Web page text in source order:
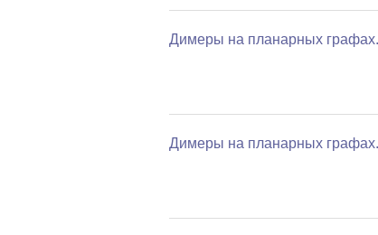
Димеры на планарных
Димеры на планарных